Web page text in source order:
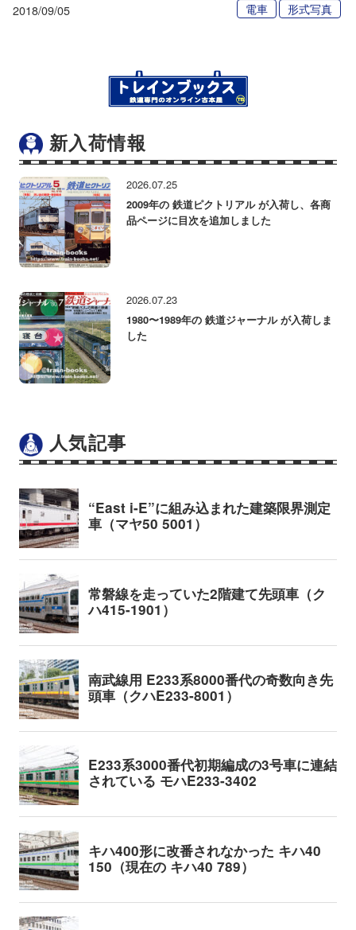
2018/09/05 電車 形式写真
新入荷情報
2026.07.25
2009年の 鉄道ピクトリアル が入荷し、各商
品ページに目次を追加しました
2026.07.23
1980〜1989年の 鉄道ジャーナル が入荷しま
した
人気記事